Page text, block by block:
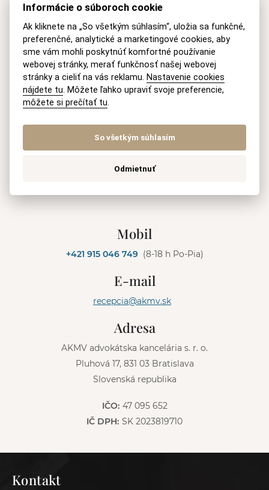
Informácie o spracúvaníosobných údajov
Mobil
+421 915 046 749 (8-18 h Po-Pia)
E-mail
recepcia@akmv.sk
Adresa
AKMV advokátska kancelária s. r. o.
Pluhová 17, 831 03 Bratislava
Slovenská republika
IČO: 47 095 652
IČ DPH: SK 2023819710
Kontakt
Informácie o súboroch cookie
Ak kliknete na „So všetkým súhlasím“, uložia sa funkčné,
preferenčné, analytické a marketingové cookies, aby
sme vám mohli poskytnúť komfortné používanie
webovej stránky, merať funkčnosť našej webovej
stránky a cieliť na vás reklamu. Nastavenie cookies
nájdete tu. Môžete ľahko upraviť svoje preferencie,
môžete si prečítať tu.
So všetkým súhlasím
Odmietnuť